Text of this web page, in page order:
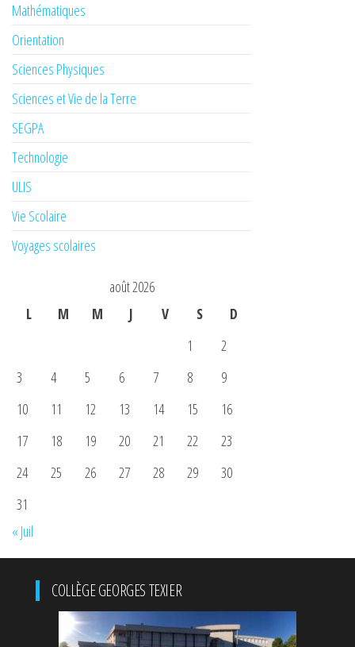
Mathématiques
Orientation
Sciences Physiques
Sciences et Vie de la Terre
SEGPA
Technologie
ULIS
Vie Scolaire
Voyages scolaires
août 2026
L
M M J V S
D
1
2
3
4 5 6 7 8
9
10
11 12 13 14 15
16
17
18 19 20 21 22
23
24
25 26 27 28 29
30
31
« Juil
COLLÈGE GEORGES TEXIER